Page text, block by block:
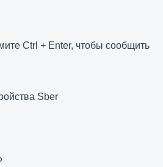
Ctrl + Enter, чтобы сообщить
Sber